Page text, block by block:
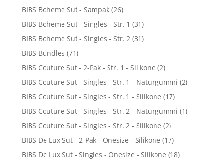
BIBS Boheme Sut - Sampak (26)
BIBS Boheme Sut - Singles - Str. 1 (31)
BIBS Boheme Sut - Singles - Str. 2 (31)
BIBS Bundles (71)
BIBS Couture Sut - 2-Pak - Str. 1 - Silikone (2)
BIBS Couture Sut - Singles - Str. 1 - Naturgummi (2)
BIBS Couture Sut - Singles - Str. 1 - Silikone (17)
BIBS Couture Sut - Singles - Str. 2 - Naturgummi (1)
BIBS Couture Sut - Singles - Str. 2 - Silikone (2)
BIBS De Lux Sut - 2-Pak - Onesize - Silikone (17)
BIBS De Lux Sut - Singles - Onesize - Silikone (18)